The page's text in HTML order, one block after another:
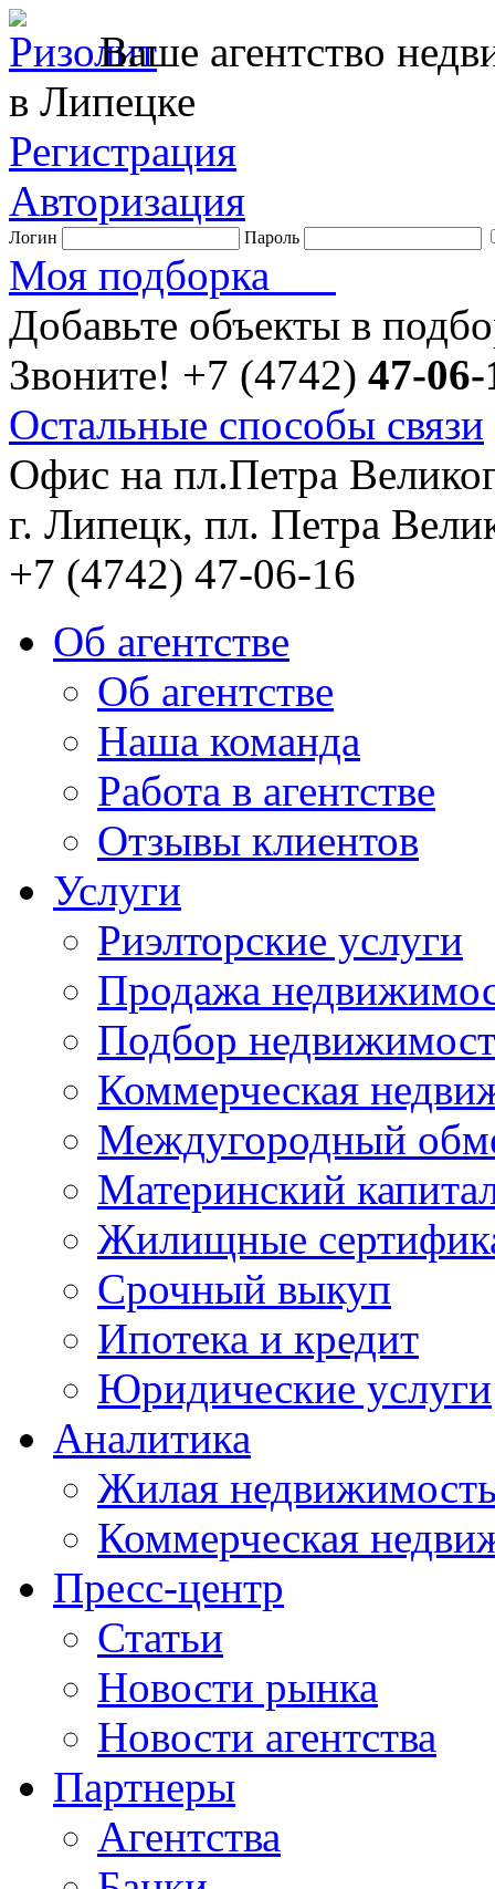
Ваше агентство
в Липецке
Регистрация
Авторизация
Логин Пароль
Моя подборка
Добавьте объекты в
Звоните! +7 (4742) 47-06-
Остальные способы связи
Офис на пл.Петра
г. Липецк, пл. Петра
+7 (4742) 47-06-16
Об агентстве
Об агентстве
Наша команда
Работа в агентстве
Отзывы клиентов
Услуги
Риэлторские услуги
Продажа
Подбор
Коммерческая
Междугородный
Материнский
Жилищные
Срочный выкуп
Ипотека и кредит
Юридические услуги
Аналитика
Жилая
Коммерческая
Пресс-центр
Статьи
Новости рынка
Новости агентства
Партнеры
Агентства